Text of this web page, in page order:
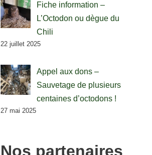
Fiche information –
L’Octodon ou dègue du
Chili
22 juillet 2025
Appel aux dons –
Sauvetage de plusieurs
centaines d’octodons !
27 mai 2025
Nos partenaires